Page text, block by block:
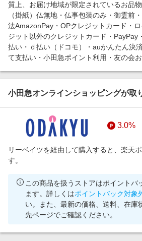
質上、お届け地域が限定されているお品
（掛紙）仏無地・仏事包装のみ・御霊前
法AmazonPay・OPクレジットカード・
ジット以外のクレジットカード・PayPay
払い・ｄ払い（ドコモ）・auかんたん決
て支払い・小田急ポイント利用・友の会
小田急オンラインショッピングが取
3.0%
リーベイツを経由して購入すると、楽天
す。
この商品を扱うストアはポイントバ
ます。詳しくはポイントバック対象
い。また、最新の価格、送料、在庫
先ページでご確認ください。